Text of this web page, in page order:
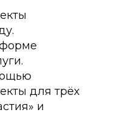
для трёх
и